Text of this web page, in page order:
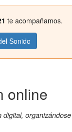
te acompañamos.
Sonido
online